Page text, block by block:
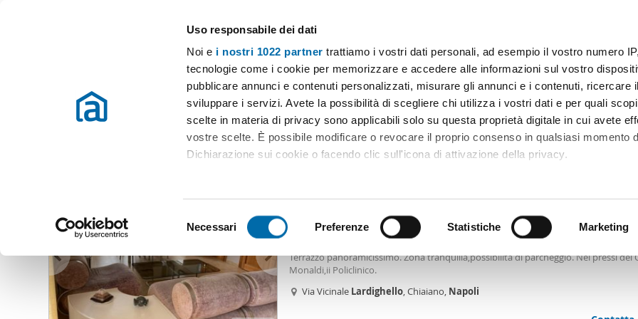
Uso responsabile dei dati
Noi e i nostri 1022 partner trattiamo i vostri dati personali, ad esempio il vostro numero
tecnologie come i cookie per memorizzare e accedere alle informazioni sul vostro
pubblicare annunci e contenuti personalizzati, misurare gli annunci e i contenuti, ricercare
sviluppare i servizi. Avete la possibilità di scegliere chi utilizza i vostri dati e per quali
scelte in materia di privacy sono applicabili solo su questa proprietà digitale in cui avete
vostre scelte. È possibile modificare o revocare il proprio consenso in qualsiasi momento
Dichiarazione sui cookie o facendo clic sull'icona di attivazione della privacy.
Identificare il tuo dispositivo, scansionandolo attivamente alla ricerca di caratteristiche
(impronte digitali).
Approfondisci come vengono elaborati i tuoi dati personali e imposta le tue preferenze
dettagli. Puoi modificare o ritirare il tuo consenso in qualsiasi momento dalla Dichiarazione
Utilizziamo i cookie per personalizzare contenuti ed annunci, per fornire funzionalità dei
e
e
z
i
Necessari Preferenze Statistiche Marketing
Case e appartamenti in affitto in tutta Italia
Scegli la zona Prezzo Superficie Locali Più filtri - 2
Affitto Napoli Appartamenti Affitto Napoli Appartamenti affitto via lardighello napoli Napoli
Appartamenti affitto via lardighello napoli Napoli (1 immobili) Ordine Mioaffitto
2
Bilocale arredato con terrazzo Chiaiano
Terrazzo panoramicissimo. Zona tranquilla,possibilità di parcheggio. Nei pressi del
Monaldi,ii Policlinico.
Via Vicinale Lardighello, Chiaiano, Napoli